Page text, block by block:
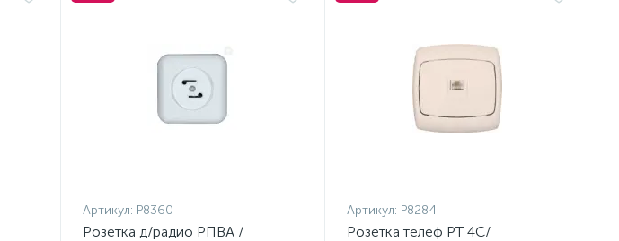
Артикул: Р8360
Розетка д/радио РПВА /
Артикул: Р8284
Розетка телеф РТ 4С/